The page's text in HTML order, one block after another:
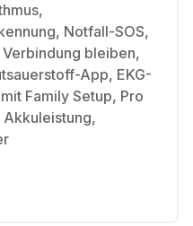
Notfall-SOS,
bleiben,
App, EKG-
Family Setup, Pro
Akkuleistung,